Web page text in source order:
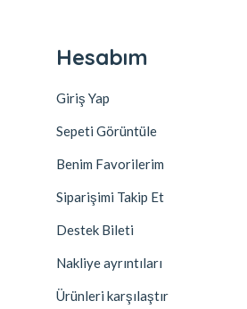
Hesabım
Giriş Yap
Sepeti Görüntüle
Benim Favorilerim
Siparişimi Takip Et
Destek Bileti
Nakliye ayrıntıları
Ürünleri karşılaştır